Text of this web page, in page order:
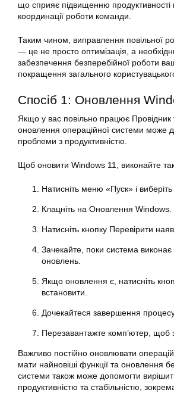
що сприяє підвищенню продуктивності
координації роботи команди.
Таким чином, виправлення повільної
— це не просто оптимізація, а
забезпечення безперебійної роботи
покращення загального
Спосіб 1: Оновлення
Якщо у вас повільно працює Провідник
оновлення операційної системи може
проблеми з продуктивністю.
Щоб оновити Windows 11, виконайте
Натисніть меню «Пуск» і
Клацніть на Оновлення Windows.
Натисніть кнопку Перевірити
Зачекайте, поки система
оновлень.
Якщо оновлення є, натисніть
встановити.
Дочекайтеся завершення
Перезавантажте комп’ютер, щоб
Важливо постійно оновлювати
мати найновіші функції та оновлення
системи також може допомогти
продуктивністю та стабільністю,